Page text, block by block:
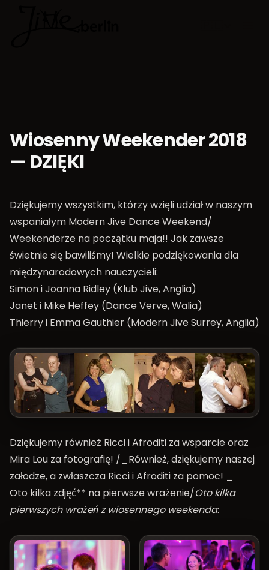
Wiosenny Weekender 2018
— DZIĘKI
Dziękujemy wszystkim, którzy wzięli udział w naszym
wspaniałym Modern Jive Dance Weekend/
Weekenderze na początku maja!! Jak zawsze
świetnie się bawiliśmy! Wielkie podziękowania dla
międzynarodowych nauczycieli:
Simon i Joanna Ridley (Klub Jive, Anglia)
Janet i Mike Heffey (Dance Verve, Walia)
Thierry i Emma Gauthier (Modern Jive Surrey, Anglia)
Dziękujemy również Ricci i Afroditi za wsparcie oraz
Mira Lou za fotografię! /_Również, dziękujemy naszej
załodze, a zwłaszcza Ricci i Afroditi za pomoc! _
Oto kilka zdjęć** na pierwsze wrażenie/Oto kilka
pierwszych wrażeń z wiosennego weekenda: